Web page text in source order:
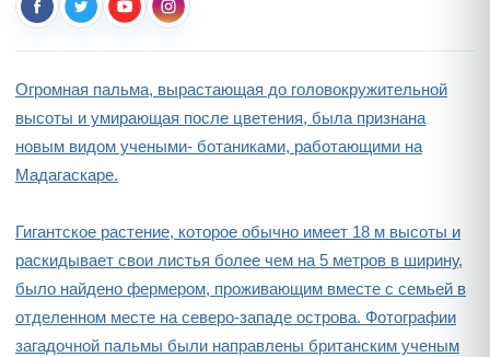
Огромная пальма, вырастающая до головокружительной
высоты и умирающая после цветения, была признана
новым видом учеными- ботаниками, работающими на
Мадагаскаре.
Гигантское растение, которое обычно имеет 18 м высоты и
раскидывает свои листья более чем на 5 метров в ширину,
было найдено фермером, проживающим вместе с семьей в
отделенном месте на северо-западе острова. Фотографии
загадочной пальмы были направлены британским ученым